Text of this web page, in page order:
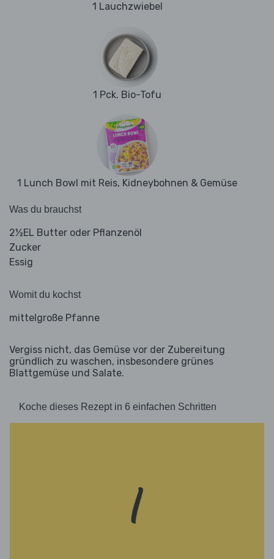
1 Lauchzwiebel
1 Pck. Bio-Tofu
1 Lunch Bowl mit Reis, Kidneybohnen & Gemüse
Was du brauchst
2½EL Butter oder Pflanzenöl
Zucker
Essig
Womit du kochst
mittelgroße Pfanne
Vergiss nicht, das Gemüse vor der Zubereitung
gründlich zu waschen, insbesondere grünes
Blattgemüse und Salate.
Koche dieses Rezept in 6 einfachen Schritten